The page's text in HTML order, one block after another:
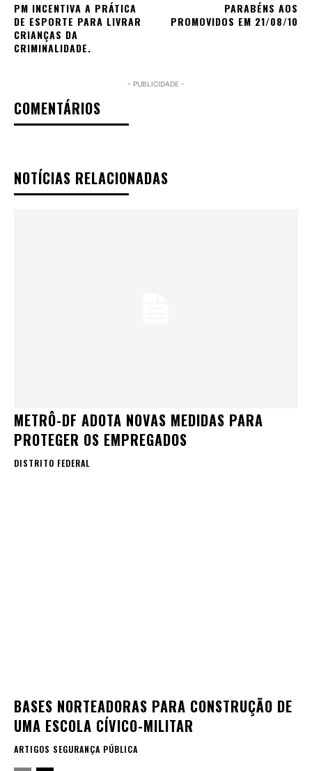
PM INCENTIVA A PRÁTICA
DE ESPORTE PARA LIVRAR
CRIANÇAS DA
CRIMINALIDADE.
PARABÉNS AOS
PROMOVIDOS EM 21/08/10
- PUBLICIDADE -
COMENTÁRIOS
NOTÍCIAS RELACIONADAS
METRÔ-DF ADOTA NOVAS MEDIDAS PARA
PROTEGER OS EMPREGADOS
DISTRITO FEDERAL
BASES NORTEADORAS PARA CONSTRUÇÃO DE
UMA ESCOLA CÍVICO-MILITAR
ARTIGOS SEGURANÇA PÚBLICA